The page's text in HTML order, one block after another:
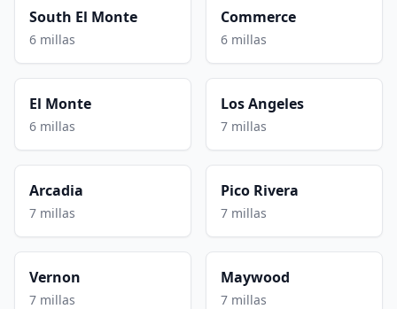
South El Monte
6 millas
Commerce
6 millas
El Monte
6 millas
Los Angeles
7 millas
Arcadia
7 millas
Pico Rivera
7 millas
Vernon
7 millas
Maywood
7 millas